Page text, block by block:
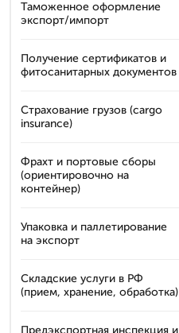
Таможенное оформление
экспорт/импорт
Получение сертификатов и
фитосанитарных документов
Страхование грузов (cargo
insurance)
Фрахт и портовые сборы
(ориентировочно на
контейнер)
Упаковка и паллетирование
на экспорт
Складские услуги в РФ
(прием, хранение, обработка)
Предэкспортная инспекция и